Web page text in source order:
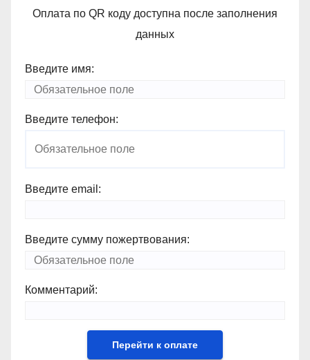
Оплата по QR коду доступна после заполнения
данных
Введите имя:
Введите телефон:
Введите email:
Введите сумму пожертвования:
Комментарий: